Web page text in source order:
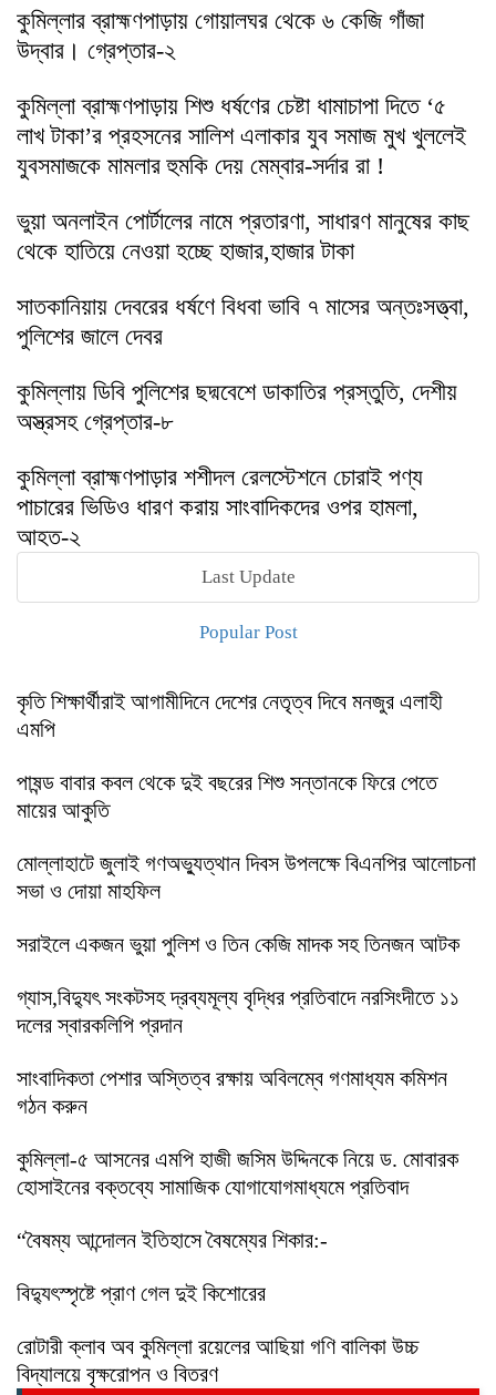
কুমিল্লার ব্রাহ্মণপাড়ায় গোয়ালঘর থেকে ৬ কেজি গাঁজা
উদ্বার। গ্রেপ্তার-২
কুমিল্লা ব্রাহ্মণপাড়ায় শিশু ধর্ষণের চেষ্টা ধামাচাপা দিতে ‘৫
লাখ টাকা’র প্রহসনের সালিশ এলাকার যুব সমাজ মুখ খুললেই
যুবসমাজকে মামলার হুমকি দেয় মেম্বার-সর্দার রা !
ভুয়া অনলাইন পোর্টালের নামে প্রতারণা, সাধারণ মানুষের কাছ
থেকে হাতিয়ে নেওয়া হচ্ছে হাজার,হাজার টাকা
সাতকানিয়ায় দেবরের ধর্ষণে বিধবা ভাবি ৭ মাসের অন্তঃসত্ত্বা,
পুলিশের জালে দেবর
কুমিল্লায় ডিবি পুলিশের ছদ্মবেশে ডাকাতির প্রস্তুতি, দেশীয়
অস্ত্রসহ গ্রেপ্তার-৮
কুমিল্লা ব্রাহ্মণপাড়ার শশীদল রেলস্টেশনে চোরাই পণ্য
পাচারের ভিডিও ধারণ করায় সাংবাদিকদের ওপর হামলা,
আহত-২
Last Update
Popular Post
কৃতি শিক্ষার্থীরাই আগামীদিনে দেশের নেতৃত্ব দিবে মনজুর এলাহী
এমপি
পাষন্ড বাবার কবল থেকে দুই বছরের শিশু সন্তানকে ফিরে পেতে
মায়ের আকুতি
মোল্লাহাটে জুলাই গণঅভ্যুত্থান দিবস উপলক্ষে বিএনপির আলোচনা
সভা ও দোয়া মাহফিল
সরাইলে একজন ভুয়া পুলিশ ও তিন কেজি মাদক সহ তিনজন আটক
গ্যাস,বিদ্যুৎ সংকটসহ দ্রব্যমূল্য বৃদ্ধির প্রতিবাদে নরসিংদীতে ১১
দলের স্বারকলিপি প্রদান
সাংবাদিকতা পেশার অস্তিত্ব রক্ষায় অবিলম্বে গণমাধ্যম কমিশন
গঠন করুন
কুমিল্লা-৫ আসনের এমপি হাজী জসিম উদ্দিনকে নিয়ে ড. মোবারক
হোসাইনের বক্তব্যে সামাজিক যোগাযোগমাধ্যমে প্রতিবাদ
“বৈষম্য আন্দোলন ইতিহাসে বৈষম্যের শিকার:-
বিদ্যুৎস্পৃষ্টে প্রাণ গেল দুই কিশোরের
রোটারী ক্লাব অব কুমিল্লা রয়েলের আছিয়া গণি বালিকা উচ্চ
বিদ্যালয়ে বৃক্ষরোপন ও বিতরণ